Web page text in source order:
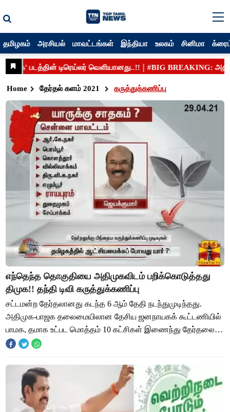
தமிழகம் அரசியல் மாவட்டங்கள் இந்தியா உலகம் சினிமா
Home தேர்தல் களம் 2021 கருத்துக்கணிப்பு
எந்தெந்த தொகுதியை அதிமுகவிடம் பறிக்கொடுத்தது
திமுக!! தந்தி டிவி கருத்துக்கணிப்பு
சட்டமன்ற தேர்தலானது கடந்த 6 ஆம் தேதி நடந்துமுடிந்தது.
அதிமுக-பாஜக தலைமையிலான தேசிய ஜனநாயகக் கூட்டணியில்
பாமக, தமாக உட்பட மொத்தம் 10 கட்சிகள் இணைந்து தேர்தலை
சந்தித்தன. அதேபோல் திமுக- காங்கிரஸ் தலைமைய